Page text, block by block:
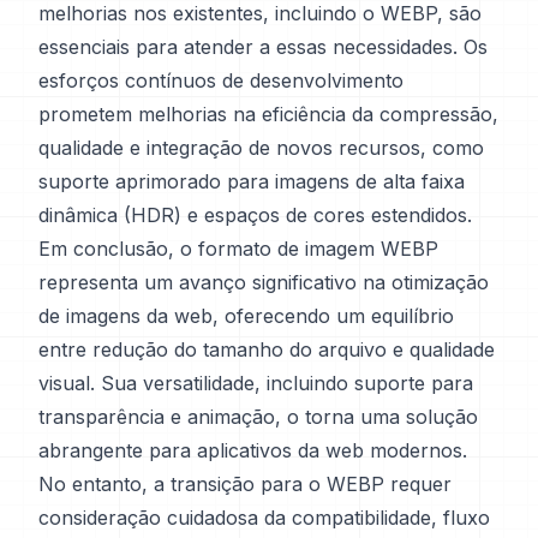
melhorias nos existentes, incluindo o WEBP, são
essenciais para atender a essas necessidades. Os
esforços contínuos de desenvolvimento
prometem melhorias na eficiência da compressão,
qualidade e integração de novos recursos, como
suporte aprimorado para imagens de alta faixa
dinâmica (HDR) e espaços de cores estendidos.
Em conclusão, o formato de imagem WEBP
representa um avanço significativo na otimização
de imagens da web, oferecendo um equilíbrio
entre redução do tamanho do arquivo e qualidade
visual. Sua versatilidade, incluindo suporte para
transparência e animação, o torna uma solução
abrangente para aplicativos da web modernos.
No entanto, a transição para o WEBP requer
consideração cuidadosa da compatibilidade, fluxo